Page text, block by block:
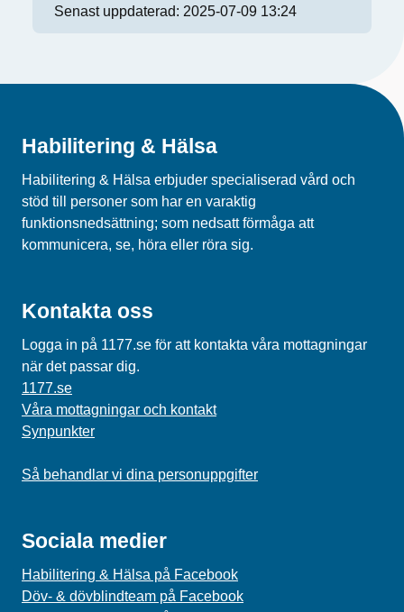
Senast uppdaterad: 2025-07-09 13:24
Habilitering & Hälsa
Habilitering & Hälsa erbjuder specialiserad vård och
stöd till personer som har en varaktig
funktionsnedsättning; som nedsatt förmåga att
kommunicera, se, höra eller röra sig.
Kontakta oss
Logga in på 1177.se för att kontakta våra mottagningar
när det passar dig.
1177.se
Våra mottagningar och kontakt
Synpunkter
Så behandlar vi dina personuppgifter
Sociala medier
Habilitering & Hälsa på Facebook
Döv- & dövblindteam på Facebook